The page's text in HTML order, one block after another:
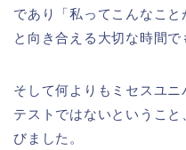
であり「私ってこんなこ
と向き合える大切な時間で
そして何よりもミセスユ
テストではないというこ
びました。